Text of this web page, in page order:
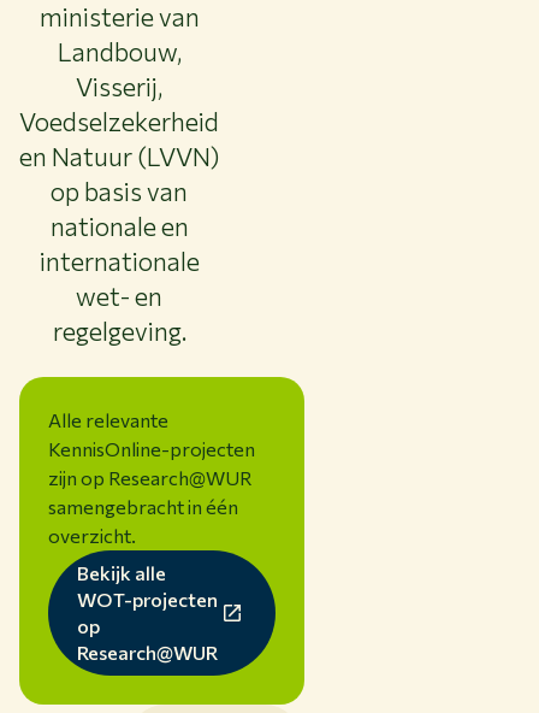
ministerie van
Landbouw,
Visserij,
Voedselzekerheid
en Natuur (LVVN)
op basis van
nationale en
internationale
wet- en
regelgeving.
Alle relevante
KennisOnline-projecten
zijn op Research@WUR
samengebracht in één
overzicht.
Bekijk alle
WOT-projecten
op
Research@WUR